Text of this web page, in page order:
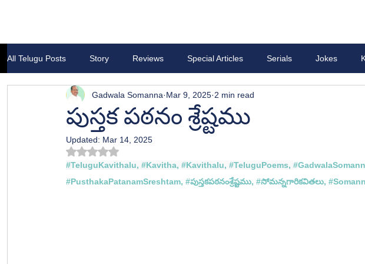
All Telugu Posts Story Reviews Special Articles Serials Jokes
పుస్తక పఠనం శ్రేష్టము
Gadwala Somanna Mar 9, 2025 2 min read
Updated: Mar 14, 2025
Rated NaN out of 5 stars.
#TeluguKavithalu, #Kavitha, #Kavithalu, #TeluguPoems,
#PusthakaPatanamSreshtam, #పుస్తకపఠనంశ్రేష్టము, #సోమన్నగారికవితలు, #